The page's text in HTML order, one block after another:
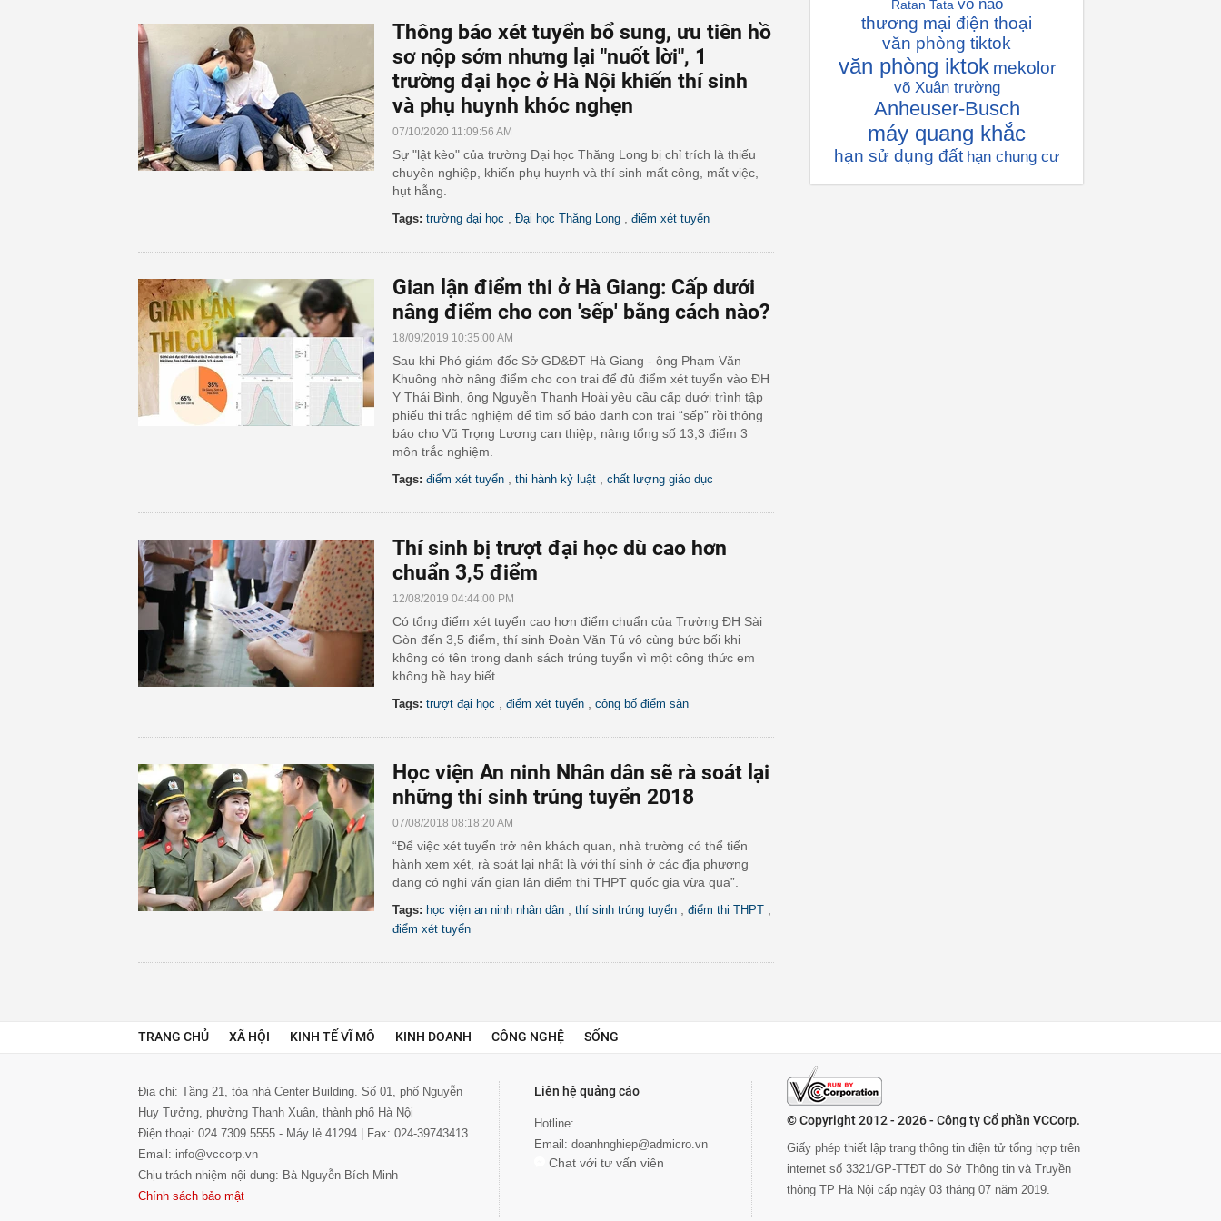
Thông báo xét tuyển bổ sung, ưu tiên hồ
sơ nộp sớm nhưng lại "nuốt lời", 1
trường đại học ở Hà Nội khiến thí sinh
và phụ huynh khóc nghẹn
07/10/2020 11:09:56 AM
Sự "lật kèo" của trường Đại học Thăng Long bị chỉ trích là thiếu
chuyên nghiệp, khiến phụ huynh và thí sinh mất công, mất việc,
hụt hẫng.
Tags: trường đại học Đại học Thăng Long điểm xét tuyển
Gian lận điểm thi ở Hà Giang: Cấp dưới
nâng điểm cho con 'sếp' bằng cách nào?
18/09/2019 10:35:00 AM
Sau khi Phó giám đốc Sở GD&ĐT Hà Giang - ông Phạm Văn
Khuông nhờ nâng điểm cho con trai để đủ điểm xét tuyển vào ĐH
Y Thái Bình, ông Nguyễn Thanh Hoài yêu cầu cấp dưới trình tập
phiếu thi trắc nghiệm để tìm số báo danh con trai “sếp” rồi thông
báo cho Vũ Trọng Lương can thiệp, nâng tổng số 13,3 điểm 3
môn trắc nghiệm.
Tags: điểm xét tuyển thi hành kỷ luật chất lượng giáo dục
Thí sinh bị trượt đại học dù cao hơn
chuẩn 3,5 điểm
12/08/2019 04:44:00 PM
Có tổng điểm xét tuyển cao hơn điểm chuẩn của Trường ĐH Sài
Gòn đến 3,5 điểm, thí sinh Đoàn Văn Tú vô cùng bức bối khi
không có tên trong danh sách trúng tuyển vì một công thức em
không hề hay biết.
Tags: trượt đại học điểm xét tuyển công bố điểm sàn
Học viện An ninh Nhân dân sẽ rà soát lại
những thí sinh trúng tuyển 2018
07/08/2018 08:18:20 AM
“Để việc xét tuyển trở nên khách quan, nhà trường có thể tiến
hành xem xét, rà soát lại nhất là với thí sinh ở các địa phương
đang có nghi vấn gian lận điểm thi THPT quốc gia vừa qua”.
Tags: học viện an ninh nhân dân thí sinh trúng tuyển điểm thi THPT
điểm xét tuyển
Ratan Tata vỏ não
thương mại điện thoại
văn phòng tiktok
văn phòng iktok mekolor
võ Xuân trường
Anheuser-Busch
máy quang khắc
hạn sử dụng đất hạn chung cư
TRANG CHỦ XÃ HỘI KINH TẾ VĨ MÔ KINH DOANH CÔNG NGHỆ SỐNG
Địa chỉ: Tầng 21, tòa nhà Center Building. Số 01, phố Nguyễn
Huy Tưởng, phường Thanh Xuân, thành phố Hà Nội
Điện thoại: 024 7309 5555 - Máy lẻ 41294 | Fax: 024-39743413
Email: info@vccorp.vn
Chịu trách nhiệm nội dung: Bà Nguyễn Bích Minh
Chính sách bảo mật
Liên hệ quảng cáo
Hotline:
Email: doanhnghiep@admicro.vn
Chat với tư vấn viên
© Copyright 2012 - 2026 - Công ty Cổ phần VCCorp.
Giấy phép thiết lập trang thông tin điện tử tổng hợp trên
internet số 3321/GP-TTĐT do Sở Thông tin và Truyền
thông TP Hà Nội cấp ngày 03 tháng 07 năm 2019.